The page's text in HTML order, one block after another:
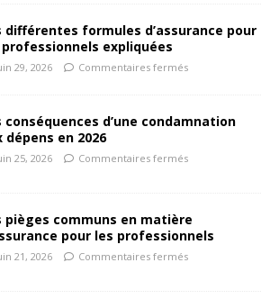
différentes formules d’assurance pour
expliquées
29, 2026 Commentaires fermés
conséquences d’une condamnation
dépens en 2026
25, 2026 Commentaires fermés
pièges communs en matière
pour les professionnels
21, 2026 Commentaires fermés